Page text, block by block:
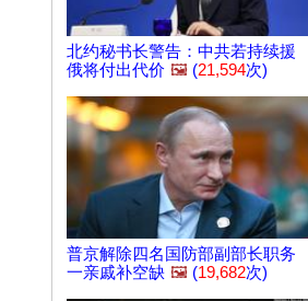
北约秘书长警告：中共若持续援
俄将付出代价 🖼️ (21,594次)
普京解除四名国防部副部长职务
一亲戚补空缺 🖼️ (19,682次)